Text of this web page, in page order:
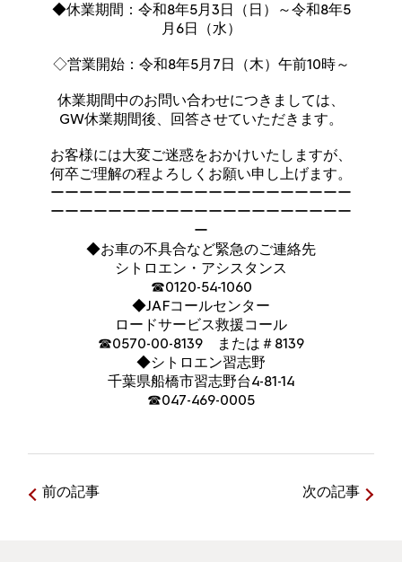
◆休業期間：令和8年5月3日（日）～令和8年5
月6日（水）
◇営業開始：令和8年5月7日（木）午前10時～
休業期間中のお問い合わせにつきましては、
GW休業期間後、回答させていただきます。
お客様には大変ご迷惑をおかけいたしますが、
何卒ご理解の程よろしくお願い申し上げます。
ーーーーーーーーーーーーーーーーーーーーー
ーーーーーーーーーーーーーーーーーーーーー
ー
◆お車の不具合など緊急のご連絡先
シトロエン・アシスタンス
☎0120-54-1060
◆JAFコールセンター
ロードサービス救援コール
☎0570-00-8139 または＃8139
◆シトロエン習志野
千葉県船橋市習志野台4-81-14
☎047-469-0005
前の記事 次の記事